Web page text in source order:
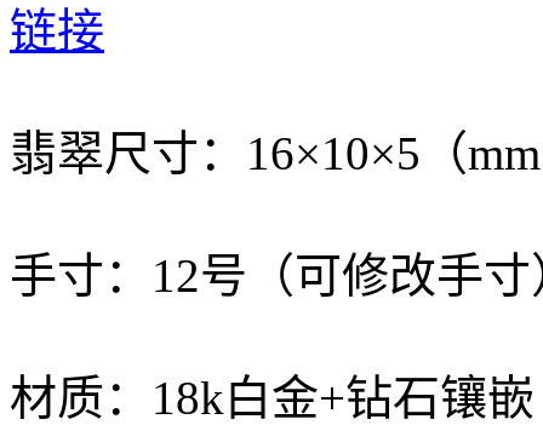
链接
翡翠尺寸：16×10×5（
手寸：12号（可修改手寸
材质：18k白金+钻石镶嵌